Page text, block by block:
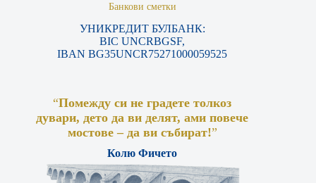
Банкови сметки
УНИКРЕДИТ БУЛБАНК:
BIC UNCRBGSF,
IBAN BG35UNCR75271000059525
“Помежду си не градете толкоз
дувари, дето да ви делят, ами повече
мостове – да ви събират!”
Колю Фичето